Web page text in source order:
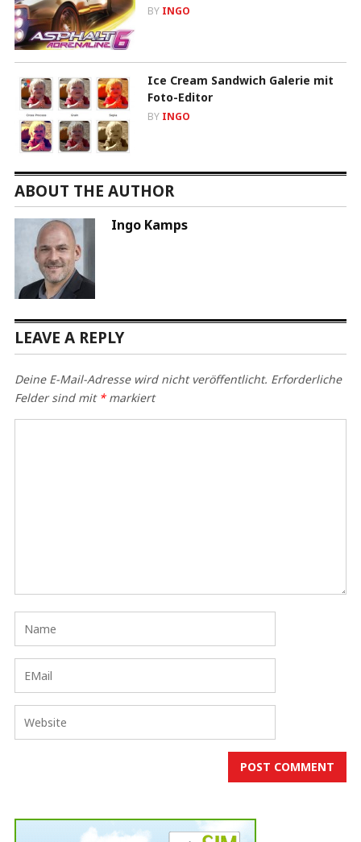
BY INGO
Ice Cream Sandwich Galerie mit
Foto-Editor
BY INGO
ABOUT THE AUTHOR
Ingo Kamps
LEAVE A REPLY
Deine E-Mail-Adresse wird nicht veröffentlicht. Erforderliche
Felder sind mit *markiert